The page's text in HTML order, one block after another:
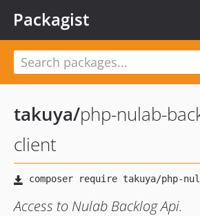
Packagist
takuya/php-nulab-
client
Access to Nulab Backlog Api.